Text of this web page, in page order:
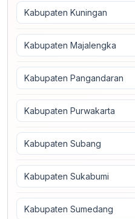
Kabupaten Kuningan
Kabupaten Majalengka
Kabupaten Pangandaran
Kabupaten Purwakarta
Kabupaten Subang
Kabupaten Sukabumi
Kabupaten Sumedang